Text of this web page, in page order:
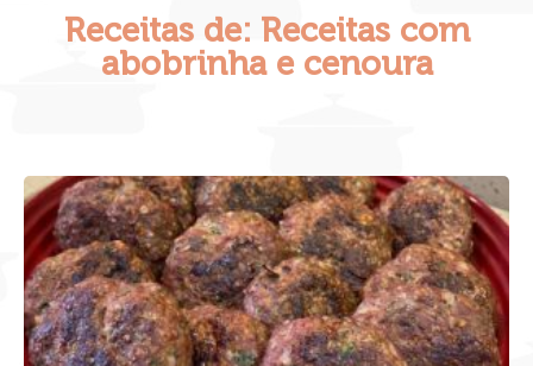
Receitas de: Receitas com
abobrinha e cenoura